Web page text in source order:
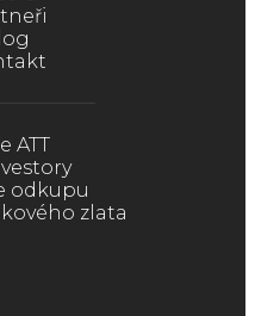
ATT
odkupu
zlata